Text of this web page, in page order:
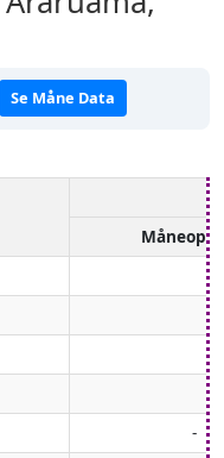
Se Måne Data
-